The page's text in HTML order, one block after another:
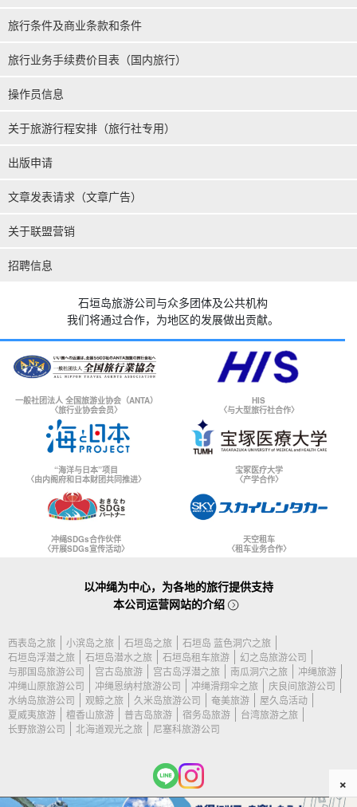
旅行条件及商业条款和条件
旅行业务手续费价目表（国内旅行）
操作员信息
关于旅游行程安排（旅行社专用）
出版申请
文章发表请求（文章广告）
关于联盟营销
招聘信息
石垣岛旅游公司与众多团体及公共机构
我们将通过合作，为地区的发展做出贡献。
一般社团法人 全国旅游业协会（ANTA）
〈旅行业协会会员〉
HIS
〈与大型旅行社合作〉
“海洋与日本”项目
〈由内阁府和日本财团共同推进〉
宝冢医疗大学
〈产学合作〉
冲绳SDGs合作伙伴
〈开展SDGs宣传活动〉
天空租车
〈租车业务合作〉
以冲绳为中心，为各地的旅行提供支持
本公司运营网站的介绍
西表岛之旅 小滨岛之旅 石垣岛之旅
石垣岛 蓝色洞穴之旅
石垣岛浮潜之旅
石垣岛潜水之旅 石垣岛租车旅游
幻之岛旅游公司
与那国岛旅游公司
宫古岛旅游 宫古岛浮潜之旅 南瓜洞穴之旅
冲绳旅游
冲绳山原旅游公司
冲绳恩纳村旅游公司 冲绳滑翔伞之旅
庆良间旅游公司
水纳岛旅游公司
观鲸之旅 久米岛旅游公司 奄美旅游
屋久岛活动
夏威夷旅游
檀香山旅游 普吉岛旅游 宿务岛旅游
台湾旅游之旅
长野旅游公司
北海道观光之旅 尼塞科旅游公司
×